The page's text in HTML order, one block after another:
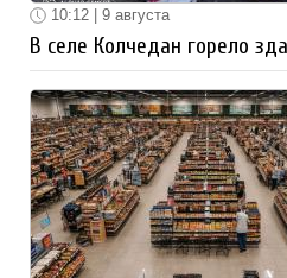
10:12 | 9 августа
В селе Колчедан горело